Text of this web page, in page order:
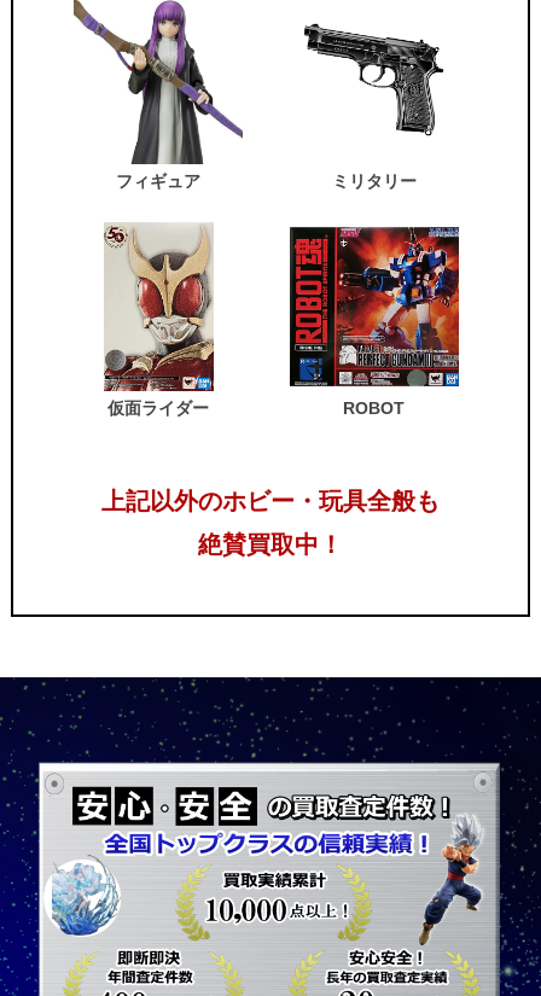
フィギュア ミリタリー
仮面ライダー ROBOT
上記以外のホビー・玩具全般も
絶賛買取中！